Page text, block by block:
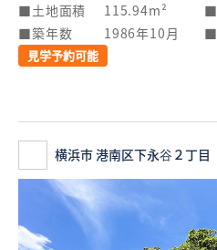
土地面積 115.94m²
築年数
1986年10月
見学予約可能
横浜市 港南区下永谷２丁目